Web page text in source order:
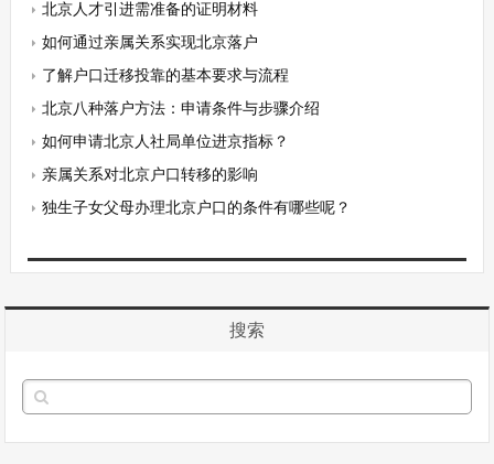
北京人才引进需准备的证明材料
如何通过亲属关系实现北京落户
了解户口迁移投靠的基本要求与流程
北京八种落户方法：申请条件与步骤介绍
如何申请北京人社局单位进京指标？
亲属关系对北京户口转移的影响
独生子女父母办理北京户口的条件有哪些呢？
搜索